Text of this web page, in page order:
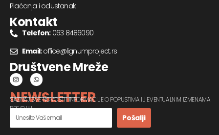
Plaćanja i odustanak
Kontakt
Telefon:063 8486090
Email:office@lignumproject.rs
Društvene Mreže
NEWSLETTER
SAZNAJ SVE NOVOSTI I INFORMACIJE O POPUSTIMA ILI EVENTUALNIM IZMENAMA
PRE SVIH!
Pošalji